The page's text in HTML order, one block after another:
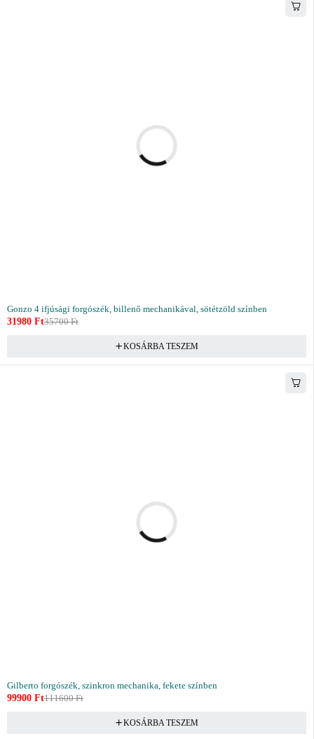
Gonzo 4 ifjúsági forgószék, billenő mechanikával, sötétzöld színben
35700Ft
31980 Ft
KOSÁRBA TESZEM
Gilberto forgószék, szinkron mechanika, fekete színben
111600Ft
99900 Ft
KOSÁRBA TESZEM